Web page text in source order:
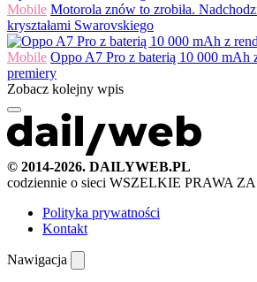
Mobile Motorola znów to zrobiła.
kryształami Swarovskiego
Mobile Oppo A7 Pro z baterią 10 000 mAh
premiery
Zobacz kolejny wpis
© 2014-2026. DAILYWEB.PL
codziennie o sieci WSZELKIE PRAWA
Polityka prywatności
Kontakt
Nawigacja